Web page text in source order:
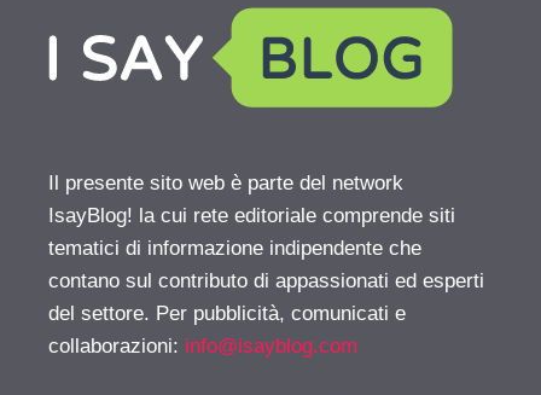
Il presente sito web è parte del network
IsayBlog! la cui rete editoriale comprende siti
tematici di informazione indipendente che
contano sul contributo di appassionati ed esperti
del settore. Per pubblicità, comunicati e
collaborazioni: info@isayblog.com